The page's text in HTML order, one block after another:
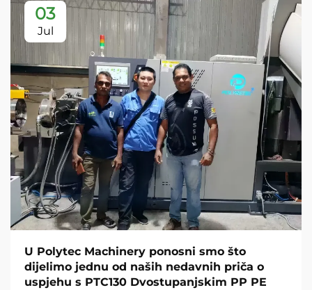
03
Jul
U Polytec Machinery ponosni smo što
dijelimo jednu od naših nedavnih priča o
uspjehu s PTC130 Dvostupanjskim PP PE